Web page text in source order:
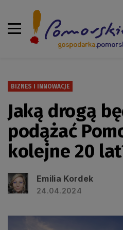
BIZNES I INNOWACJE
Jaką drogą
podążać
kolejne 20
Emilia Kordek
24.04.2024